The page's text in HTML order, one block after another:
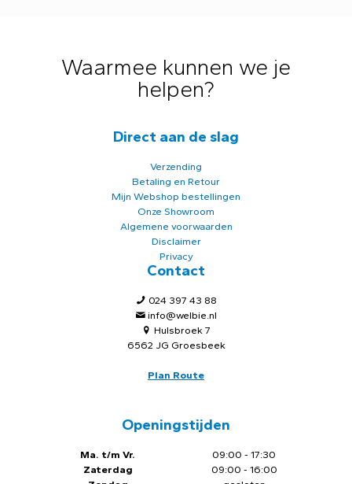
Waarmee kunnen we je
helpen?
Direct aan de slag
Verzending
Betaling en Retour
Mijn Webshop bestellingen
Onze Showroom
Algemene voorwaarden
Disclaimer
Privacy
Contact
024 397 43 88
info@welbie.nl
Hulsbroek 7
6562 JG Groesbeek
Plan Route
Openingstijden
Ma. t/m Vr.
Zaterdag
09:00 - 17:30
09:00 - 16:00